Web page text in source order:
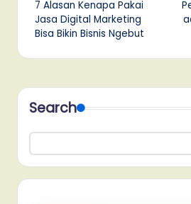
navigation
7 Alasan Kenapa Pakai
Jasa Digital Marketing
Bisa Bikin Bisnis Ngebut
Search